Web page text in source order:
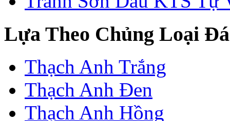
Lựa Theo Chủng Loại Đá
Thạch Anh Trắng
Thạch Anh Đen
Thạch Anh Hồng